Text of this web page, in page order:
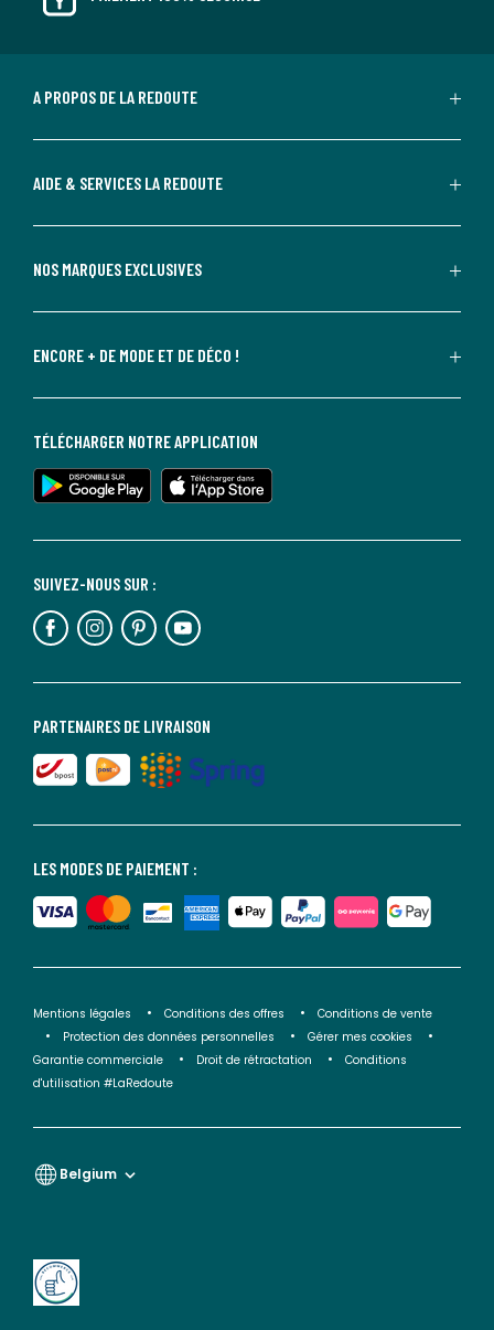
A PROPOS DE LA REDOUTE
AIDE & SERVICES LA REDOUTE
NOS MARQUES EXCLUSIVES
ENCORE + DE MODE ET DE DÉCO !
LES MODES DE PAIEMENT :
PARTENAIRES DE LIVRAISON
SUIVEZ-NOUS SUR :
TÉLÉCHARGER NOTRE APPLICATION
Mentions légales Conditions des offres
Conditions de vente
Protection des données personnelles
Gérer mes cookies
Garantie commerciale
Droit de rétractation
Conditions
d'utilisation #LaRedoute
Belgium